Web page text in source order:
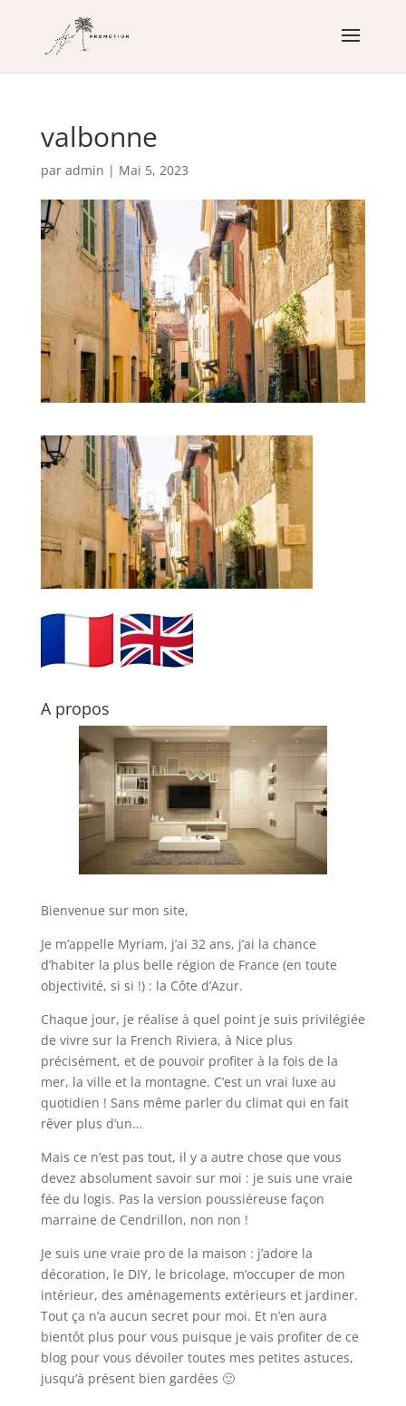
valbonne
par admin | Mai 5, 2023
A propos
Bienvenue sur mon site,
Je m’appelle Myriam, j’ai 32 ans, j’ai la chance
d’habiter la plus belle région de France (en toute
objectivité, si si !) : la Côte d’Azur.
Chaque jour, je réalise à quel point je suis privilégiée
de vivre sur la French Riviera, à Nice plus
précisément, et de pouvoir profiter à la fois de la
mer, la ville et la montagne. C’est un vrai luxe au
quotidien ! Sans même parler du climat qui en fait
rêver plus d’un…
Mais ce n’est pas tout, il y a autre chose que vous
devez absolument savoir sur moi : je suis une vraie
fée du logis. Pas la version poussiéreuse façon
marraine de Cendrillon, non non !
Je suis une vraie pro de la maison : j’adore la
décoration, le DIY, le bricolage, m’occuper de mon
intérieur, des aménagements extérieurs et jardiner.
Tout ça n’a aucun secret pour moi. Et n’en aura
bientôt plus pour vous puisque je vais profiter de ce
blog pour vous dévoiler toutes mes petites astuces,
jusqu’à présent bien gardées 🙂